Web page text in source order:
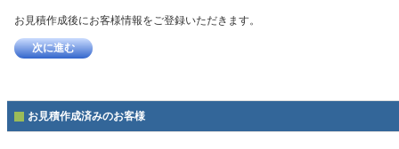
お見積作成後にお客様情報をご登録いただきます。
お見積作成済みのお客様